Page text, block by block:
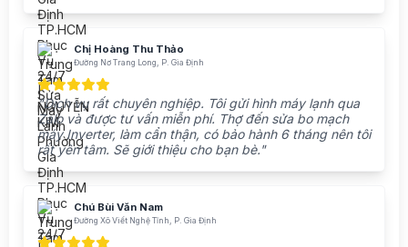
Chị Hoàng Thu Thảo
Đường Nơ Trang Long, P. Gia Định
"Dịch vụ rất chuyên nghiệp. Tôi gửi hình máy lạnh qua
Zalo và được tư vấn miễn phí. Thợ đến sửa bo mạch
máy Inverter, làm cẩn thận, có bảo hành 6 tháng nên tôi
rất yên tâm. Sẽ giới thiệu cho bạn bè."
Chú Bùi Văn Nam
Đường Xô Viết Nghệ Tĩnh, P. Gia Định